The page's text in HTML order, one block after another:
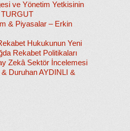
ve Yönetim Yetkisinin
TURGUT
& Piyasalar – Erkin
Hukukunun Yeni
Rekabet Politikaları
Zekâ Sektör İncelemesi
Duruhan AYDINLI &